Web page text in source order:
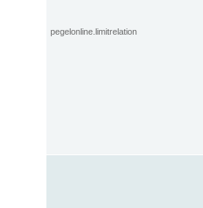
pegelonline.limitrelation